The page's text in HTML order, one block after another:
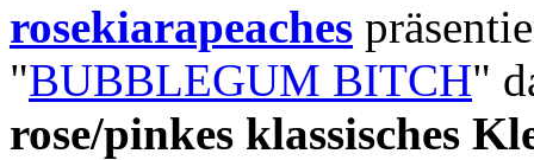
rosekiarapeaches
"BUBBLEGUM BITCH"
rose/pinkes klassisches